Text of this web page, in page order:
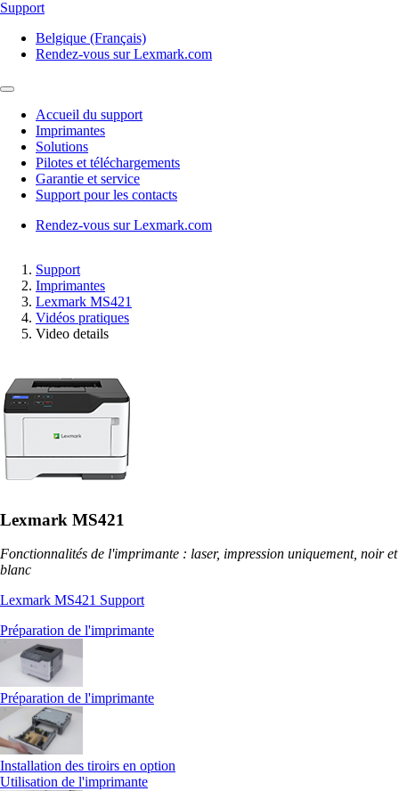
Support
Belgique (Français)
Rendez-vous sur Lexmark.com
Accueil du support
Imprimantes
Solutions
Pilotes et téléchargements
Garantie et service
Support pour les contacts
Rendez-vous sur Lexmark.com
Support
Imprimantes
Lexmark MS421
Vidéos pratiques
Video details
Lexmark MS421
Fonctionnalités de l'imprimante : laser, impression uniquement, noir et
blanc
Lexmark MS421 Support
Préparation de l'imprimante
Préparation de l'imprimante
Installation des tiroirs en option
Utilisation de l'imprimante